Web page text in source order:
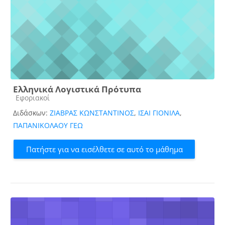
Ελληνικά Λογιστικά Πρότυπα
Κατηγορία μαθήματος
Εφοριακοί
Διδάσκων: ΖΙΑΒΡΑΣ ΚΩΝΣΤΑΝΤΙΝΟΣ, ΙΣΑΙ ΓΙΟΝΙΛΑ,
ΠΑΠΑΝΙΚΟΛΑΟΥ ΓΕΩ
Πατήστε για να εισέλθετε σε αυτό το μάθημα